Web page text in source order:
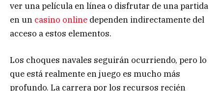
ver una película en línea o disfrutar de una partida
en un casino online dependen indirectamente del
acceso a estos elementos.
Los choques navales seguirán ocurriendo, pero lo
que está realmente en juego es mucho más
profundo. La carrera por los recursos recién